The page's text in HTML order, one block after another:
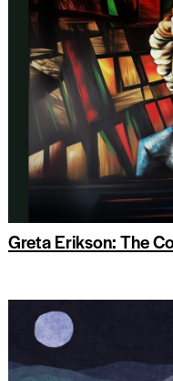
Greta Erikson: The